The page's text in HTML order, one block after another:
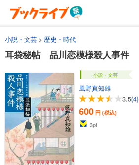
小説・文芸 歴史・時代
耳袋秘帖 品川恋模様殺人事件
小説・文芸
風野真知雄
3.5(4)
600 円 (税込)
3pt